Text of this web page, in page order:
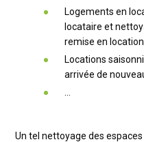
Logements en
locataire et
remise en
Locations
arrivée de
Un tel nettoyage des